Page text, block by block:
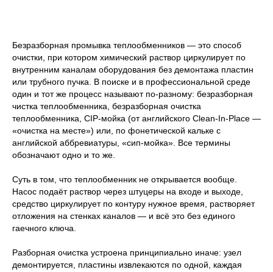
Безразборная промывка теплообменников — это способ
очистки, при котором химический раствор циркулирует по
внутренним каналам оборудования без демонтажа пластин
или трубного пучка. В поиске и в профессиональной среде
один и тот же процесс называют по-разному: безразборная
чистка теплообменника, безразборная очистка
теплообменника, CIP-мойка (от английского Clean-In-Place —
«очистка на месте») или, по фонетической кальке с
английской аббревиатуры, «сип-мойка». Все термины
обозначают одно и то же.
Суть в том, что теплообменник не открывается вообще.
Насос подаёт раствор через штуцеры на входе и выходе,
средство циркулирует по контуру нужное время, растворяет
отложения на стенках каналов — и всё это без единого
гаечного ключа.
Разборная очистка устроена принципиально иначе: узел
демонтируется, пластины извлекаются по одной, каждая